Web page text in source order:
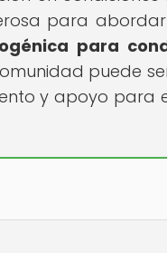
para abordar
para
puede
y apoyo para